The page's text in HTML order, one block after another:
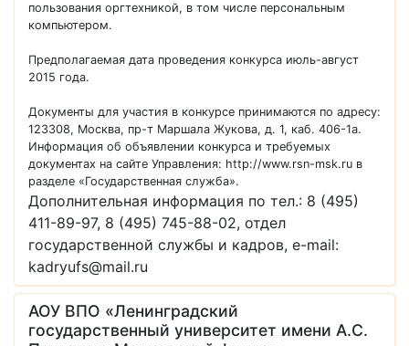
пользования оргтехникой, в том числе персональным
компьютером.
Предполагаемая дата проведения конкурса июль-август
2015 года.
Документы для участия в конкурсе принимаются по адресу:
123308, Москва, пр-т Маршала Жукова, д. 1, каб. 406-1а.
Информация об объявлении конкурса и требуемых
документах на сайте Управления: http://www.rsn-msk.ru в
разделе «Государственная служба».
Дополнительная информация по тел.: 8 (495)
411-89-97, 8 (495) 745-88-02, отдел
государственной службы и кадров, е-mail:
kadryufs@mail.ru
АОУ ВПО «Ленинградский
государственный университет имени А.С.